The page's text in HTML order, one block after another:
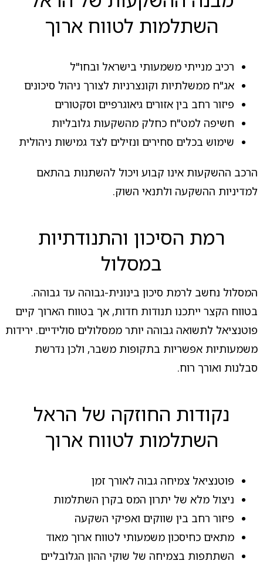
השתלמות לטווח ארוך
רכיב מנייתי משמעותי בישראל ובחו"ל
אג"ח ממשלתיות וקונצרניות לצורך ניהול סיכונים
פיזור רחב בין אזורים גיאוגרפיים וסקטורים
חשיפה למט"ח כחלק מהשקעות גלובליות
שימוש בכלים סחירים ונזילים לצד גמישות ניהולית
הרכב ההשקעות אינו קבוע ויכול להשתנות בהתאם
למדיניות ההשקעה ולתנאי השוק.
רמת הסיכון והתנודתיות
במסלול
המסלול נחשב לרמת סיכון בינונית-גבוהה עד גבוהה.
בטווח הקצר ייתכנו תנודות חדות, אך בטווח הארוך קיים
פוטנציאל לתשואה גבוהה יותר ממסלולים סולידיים. ירידות
משמעותיות אפשריות בתקופות משבר, ולכן נדרשת
סבלנות ואורך רוח.
נקודות החוזקה של הראל
השתלמות לטווח ארוך
פוטנציאל צמיחה גבוה לאורך זמן
ניצול מלא של יתרון המס בקרן השתלמות
פיזור רחב בין שווקים ואפיקי השקעה
מתאים כחיסכון משמעותי לטווח ארוך מאוד
השתתפות בצמיחה של שוקי ההון הגלובליים